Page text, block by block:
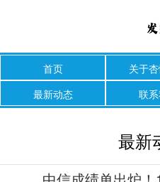
首页 关于
最新动态
联
最新